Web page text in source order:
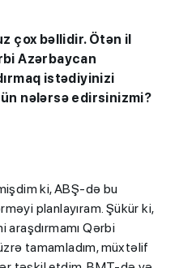
çox bəllidir. Ötən il
Azərbaycan
istədiyinizi
nələrsə edirsinizmi?
ki, ABŞ-də bu
planlayıram. Şükür ki,
araşdırmamı Qərbi
tamamladım, müxtəlif